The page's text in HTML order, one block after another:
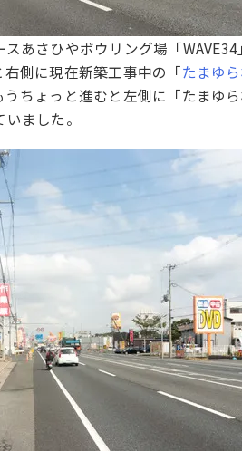
あさひやボウリング場「WAVE34
側に現在新築工事中の「たまゆ
ちょっと進むと左側に「たまゆ
ました。